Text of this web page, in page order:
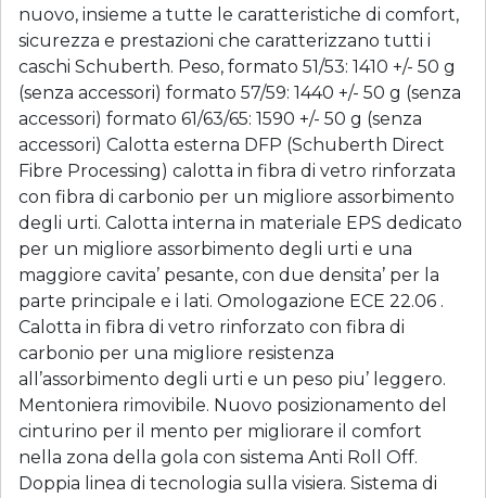
nuovo, insieme a tutte le caratteristiche di comfort,
sicurezza e prestazioni che caratterizzano tutti i
caschi Schuberth. Peso, formato 51/53: 1410 +/- 50 g
(senza accessori) formato 57/59: 1440 +/- 50 g (senza
accessori) formato 61/63/65: 1590 +/- 50 g (senza
accessori) Calotta esterna DFP (Schuberth Direct
Fibre Processing) calotta in fibra di vetro rinforzata
con fibra di carbonio per un migliore assorbimento
degli urti. Calotta interna in materiale EPS dedicato
per un migliore assorbimento degli urti e una
maggiore cavita’ pesante, con due densita’ per la
parte principale e i lati. Omologazione ECE 22.06 .
Calotta in fibra di vetro rinforzato con fibra di
carbonio per una migliore resistenza
all’assorbimento degli urti e un peso piu’ leggero.
Mentoniera rimovibile. Nuovo posizionamento del
cinturino per il mento per migliorare il comfort
nella zona della gola con sistema Anti Roll Off.
Doppia linea di tecnologia sulla visiera. Sistema di